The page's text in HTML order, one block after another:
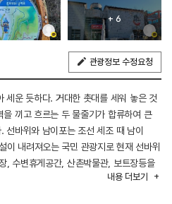
+ 6
관광정보 수정요청
세운 듯하다. 거대한 촛대를 세워 놓은 것
끼고 흐르는 두 물줄기가 합류하여 큰
선바위와 남이포는 조선 세조 때 남이
이 내려져오는 국민 관광지로 현재 선바위
, 수변휴게공간, 산촌박물관, 보트장등을
내용 더보기